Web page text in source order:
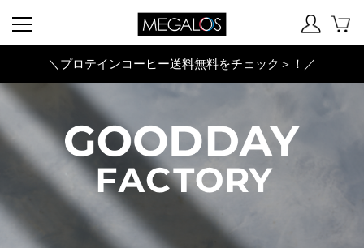
＼プロテインコーヒー送料無料をチェック＞！／